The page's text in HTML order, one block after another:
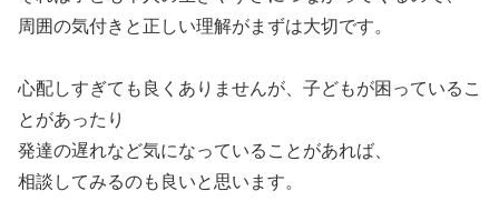
周囲の気付きと正しい理解がまずは大切です。
心配しすぎても良くありませんが、子どもが困っているこ
とがあったり
発達の遅れなど気になっていることがあれば、
相談してみるのも良いと思います。